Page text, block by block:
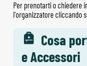
Per prenotarti o chiedere
l'organizzatore cliccando
Cosa
e Accessori